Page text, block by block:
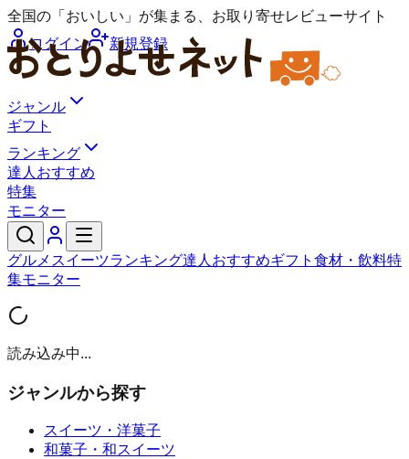
全国の「おいしい」が集まる、お取り寄せレビューサイト
ログイン
新規登録
ジャンル
ギフト
ランキング
達人おすすめ
特集
モニター
グルメ スイーツランキング達人おすすめギフト 食材・飲料特
集モニター
読み込み中...
ジャンルから探す
スイーツ・洋菓子
和菓子・和スイーツ